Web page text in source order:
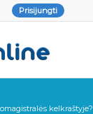
Prisijungti
kelkraštyje?